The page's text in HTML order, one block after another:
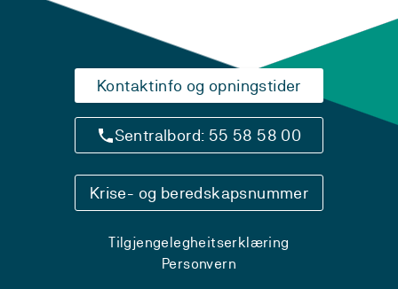
Kontaktinfo og opningstider
Sentralbord: 55 58 58 00
Krise- og beredskapsnummer
Tilgjengelegheitserklæring
Personvern